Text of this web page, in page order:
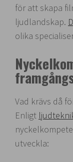
för att skapa
ljudlandskap.
olika
Vad krävs då
Enligt
utveckla: